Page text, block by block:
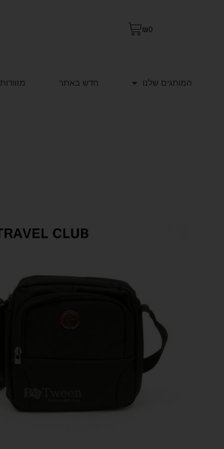
₪0
המותגים שלנו חדש באתר מזוודות